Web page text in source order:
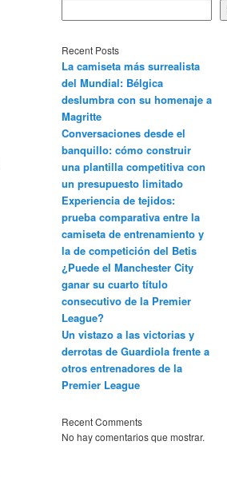
Recent Posts
La camiseta más surrealista
del Mundial: Bélgica
deslumbra con su homenaje a
Magritte
Conversaciones desde el
banquillo: cómo construir
una plantilla competitiva con
un presupuesto limitado
Experiencia de tejidos:
prueba comparativa entre la
camiseta de entrenamiento y
la de competición del Betis
¿Puede el Manchester City
ganar su cuarto título
consecutivo de la Premier
League?
Un vistazo a las victorias y
derrotas de Guardiola frente a
otros entrenadores de la
Premier League
Recent Comments
No hay comentarios que mostrar.